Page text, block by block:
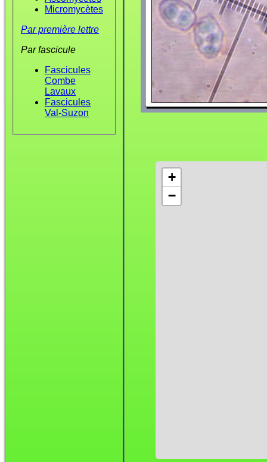
Micromycètes
Par première lettre
Par fascicule
Fascicules
Combe
Lavaux
Fascicules
Val-Suzon
+
−